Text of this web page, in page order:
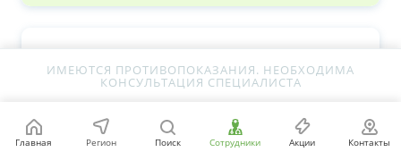
ИМЕЮТСЯ ПРОТИВОПОКАЗАНИЯ. НЕОБХОДИМА
КОНСУЛЬТАЦИЯ СПЕЦИАЛИСТА
Главная Регион Поиск Сотрудники Акции Контакты